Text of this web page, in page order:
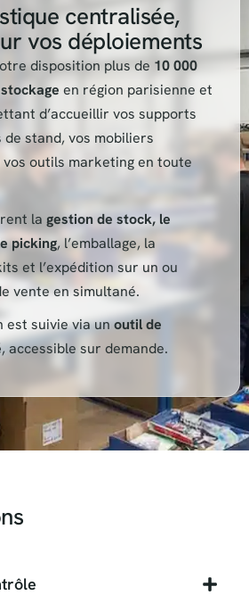
centralisée,
vos déploiements
disposition plus de 10 000
stockage en région parisienne et
d’accueillir vos supports
de stand, vos mobiliers
vos outils marketing en toute
la gestion de stock, le
picking, l’emballage, la
et l’expédition sur un ou
vente en simultané.
est suivie via unoutil de
, accessible sur demande.